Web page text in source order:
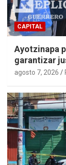
CAPITAL
Ayotzinapa
garantizar
agosto 7, 2026